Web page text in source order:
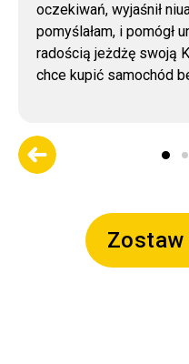
oczekiwań, wyjaśnił
pomyślałam, i pomógł
radością jeżdżę swoją
chce kupić samochód
Zostaw